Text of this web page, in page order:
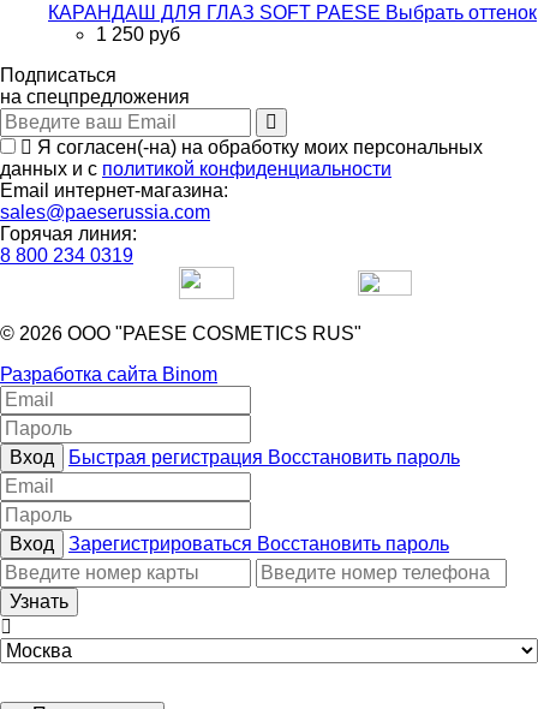
КАРАНДАШ ДЛЯ ГЛАЗ SOFT PAESE Выбрать оттенок
1 250 руб
Подписаться
на спецпредложения
Я согласен(-на) на обработку моих персональных
данных и с политикой конфиденциальности
Email интернет-магазина:
sales@paeserussia.com
Горячая линия:
8 800 234 0319
© 2026 ООО "PAESE COSMETICS RUS"
Разработка сайта Binom
Вход Быстрая регистрация Восстановить пароль
Вход Зарегистрироваться Восстановить пароль
Узнать